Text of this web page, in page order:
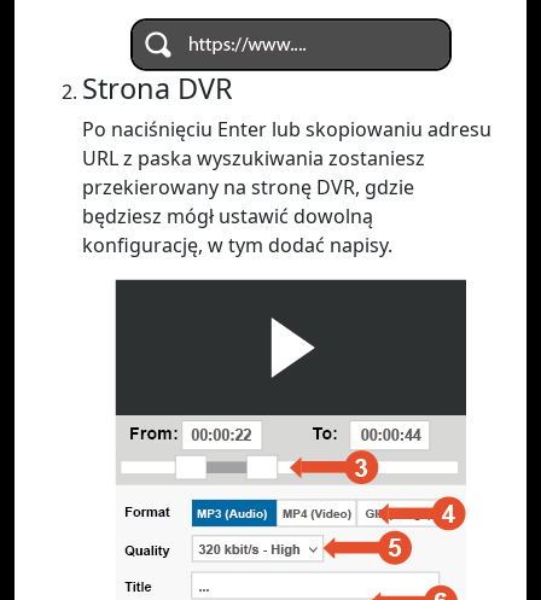
Strona DVR
Po naciśnięciu Enter lub skopiowaniu adresu
URL z paska wyszukiwania zostaniesz
przekierowany na stronę DVR, gdzie
będziesz mógł ustawić dowolną
konfigurację, w tym dodać napisy.